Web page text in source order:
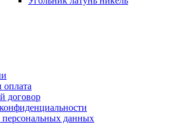
оплата
договор
персональных данных